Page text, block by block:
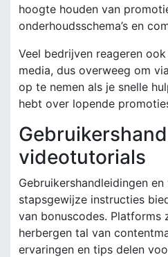
hoogte houden van
onderhoudsschema’s en
Veel bedrijven reageren
media, dus overweeg om
op te nemen als je snelle
hebt over lopende
videotutorials
Gebruikershandleidingen
stapsgewijze instructies
van bonuscodes. Platforms
herbergen tal van
ervaringen en tips delen